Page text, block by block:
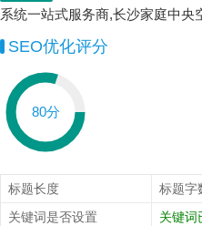
系统一站式服务商,长沙家庭中央
SEO优化评分
80分
标题长度
标题字
关键词是否设置
关键词